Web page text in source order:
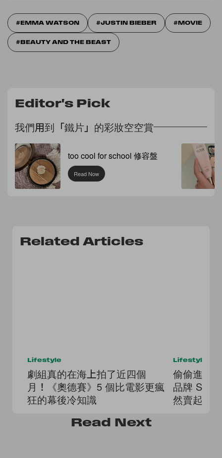
EMMA WATSON JUSTIN BIEBER MOVIE
BEAUTY AND THE BEAST
Editor's Pick
我們用到「鐵片」的彩妝空空賞
too cool for school 修容盤
Read Now
Related Articles
Lifestyle
劇組真的在海上拍了近四個
月！《奧德賽》5 個比電影更瘋
狂的幕後冷知識
Lifestyle
偷偷進軍
品牌
然賣起了
Read Next